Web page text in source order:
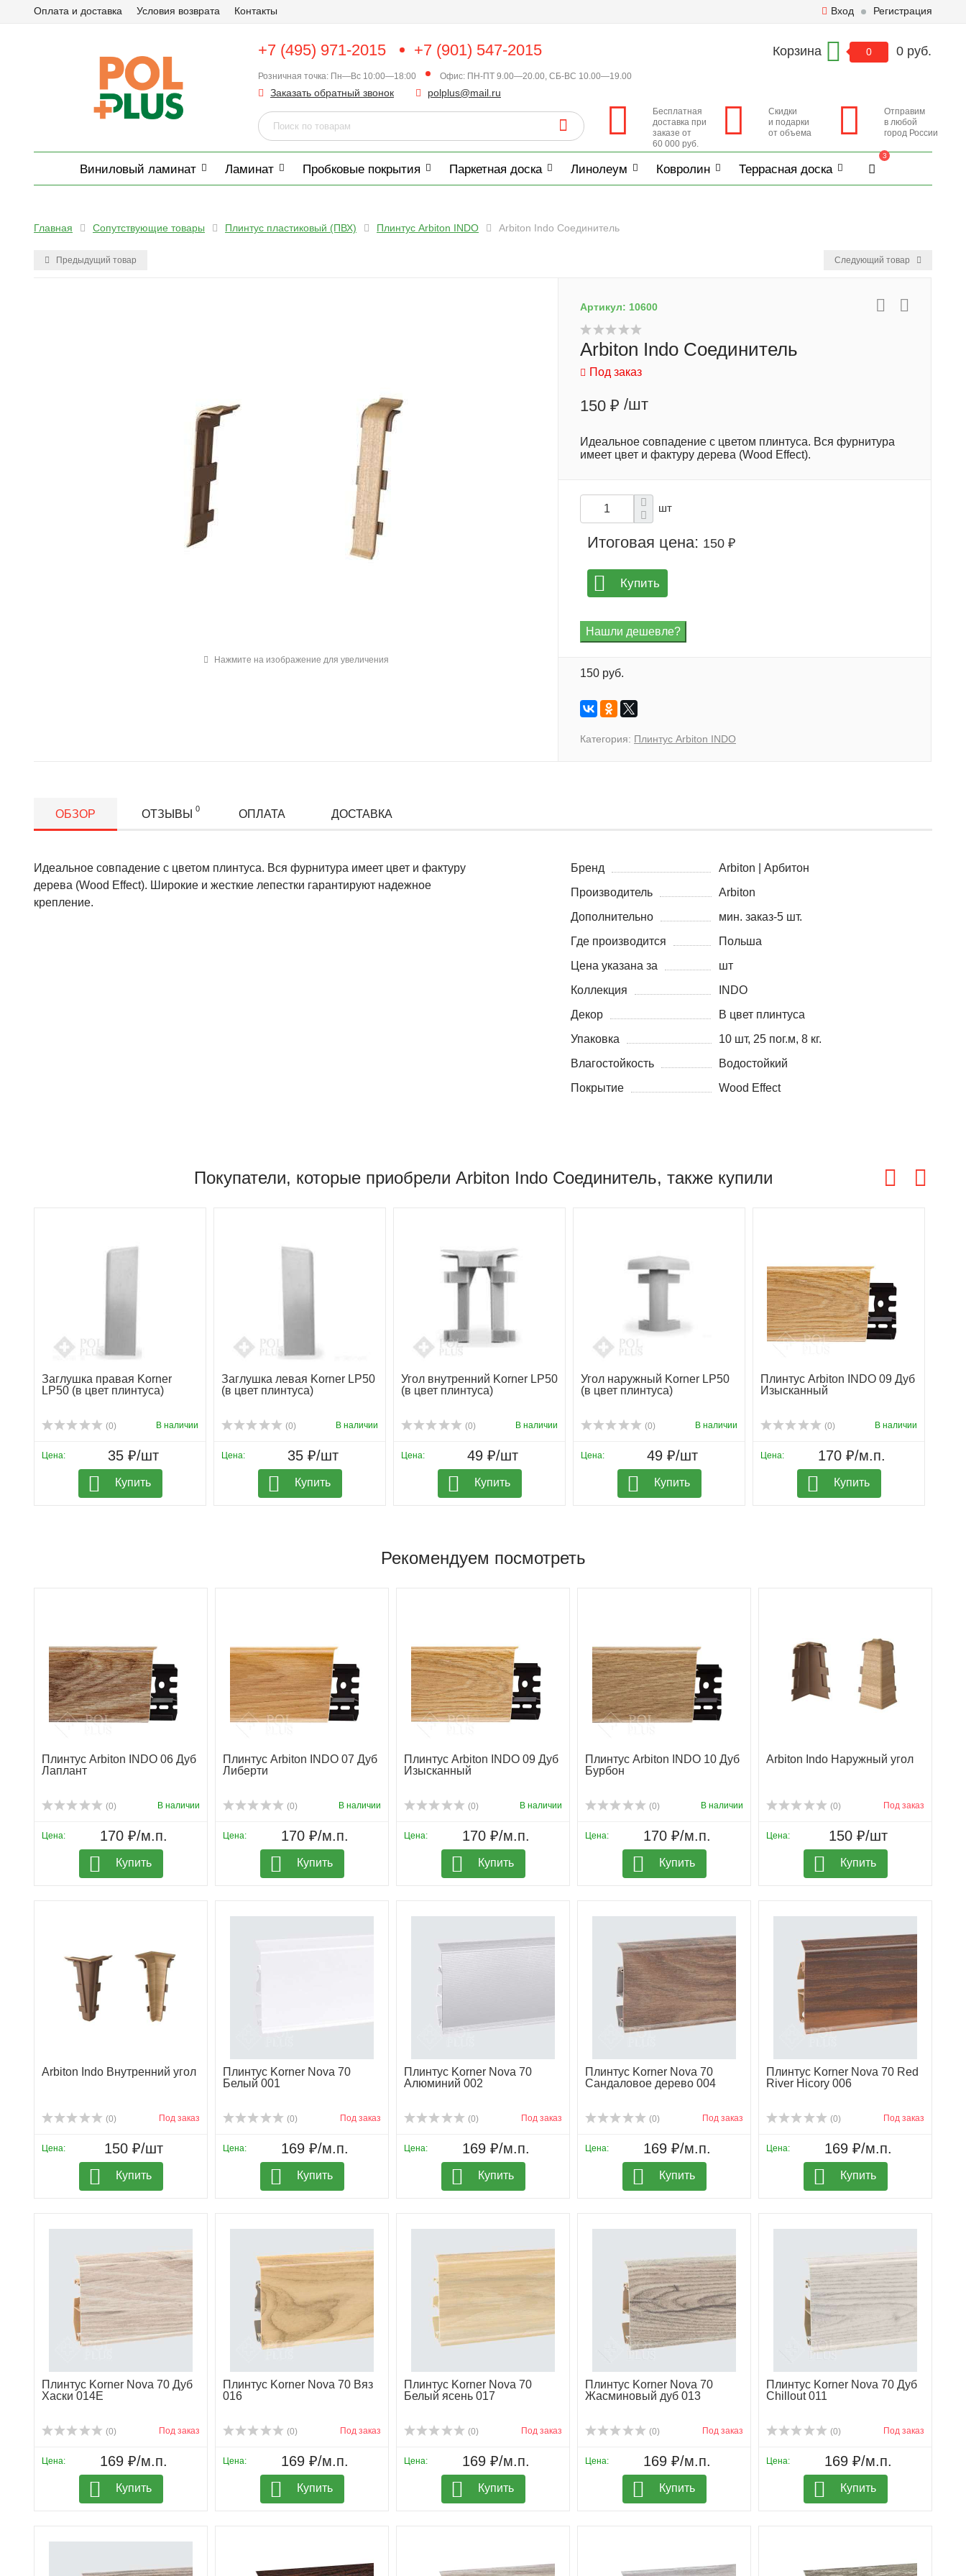
Оплата и доставка Условия возврата Контакты Вход Регистрация
+7 (495) 971-2015 +7 (901) 547-2015
Розничная точка: Пн—Вс 10:00—18:00 Офис: ПН-ПТ 9.00—20.00, СБ-ВС 10.00—19.00
Заказать обратный звонок polplus@mail.ru
Корзина 0 0 руб.
Бесплатная
доставка при
заказе от
60 000 руб.
Скидки
и подарки
от объема
Отправим
в любой
город России
Виниловый ламинат Ламинат Пробковые покрытия Паркетная доска Линолеум Ковролин Террасная доска
3
Главная Сопутствующие товары Плинтус пластиковый (ПВХ) Плинтус Arbiton INDO Arbiton Indo Соединитель
Предыдущий товар Следующий товар
Нажмите на изображение для увеличения
Артикул: 10600
Arbiton Indo Соединитель
Под заказ
150 ₽ /шт
​Идеальное совпадение с цветом плинтуса. Вся фурнитура
имеет цвет и фактуру дерева (Wood Effect).
шт
Итоговая цена: 150 ₽
Купить
150 руб.
Категория: Плинтус Arbiton INDO
ОБЗОР ОТЗЫВЫ 0 ОПЛАТА ДОСТАВКА
Идеальное совпадение с цветом плинтуса. Вся фурнитура имеет цвет и фактуру
дерева (Wood Effect). Широкие и жесткие лепестки гарантируют надежное
крепление.
Бренд
Arbiton | Арбитон
Производитель
Arbiton
Дополнительно
мин. заказ-5 шт.
Где производится
Польша
Цена указана за
шт
Коллекция
INDO
Декор
В цвет плинтуса
Упаковка
10 шт, 25 пог.м, 8 кг.
Влагостойкость
Водостойкий
Покрытие
Wood Effect
Покупатели, которые приобрели Arbiton Indo Соединитель, также купили
Заглушка правая Korner
LP50 (в цвет плинтуса)
(0) В наличии
Цена: 35 ₽/шт
Купить
Заглушка левая Korner LP50
(в цвет плинтуса)
(0) В наличии
Цена: 35 ₽/шт
Купить
Угол внутренний Korner LP50
(в цвет плинтуса)
(0) В наличии
Цена: 49 ₽/шт
Купить
Угол наружный Korner LP50
(в цвет плинтуса)
(0) В наличии
Цена: 49 ₽/шт
Купить
Плинтус Arbiton INDO 09 Дуб
Изысканный
(0) В наличии
Цена: 170 ₽/м.п.
Купить
Рекомендуем посмотреть
Плинтус Arbiton INDO 06 Дуб
Лаплант
(0) В наличии
Цена: 170 ₽/м.п.
Купить
Плинтус Arbiton INDO 07 Дуб
Либерти
(0) В наличии
Цена: 170 ₽/м.п.
Купить
Плинтус Arbiton INDO 09 Дуб
Изысканный
(0) В наличии
Цена: 170 ₽/м.п.
Купить
Плинтус Arbiton INDO 10 Дуб
Бурбон
(0) В наличии
Цена: 170 ₽/м.п.
Купить
Arbiton Indo Наружный угол
(0) Под заказ
Цена: 150 ₽/шт
Купить
Arbiton Indo Внутренний угол
(0) Под заказ
Цена: 150 ₽/шт
Купить
Плинтус Korner Nova 70
Белый 001
(0) Под заказ
Цена: 169 ₽/м.п.
Купить
Плинтус Korner Nova 70
Алюминий 002
(0) Под заказ
Цена: 169 ₽/м.п.
Купить
Плинтус Korner Nova 70
Сандаловое дерево 004
(0) Под заказ
Цена: 169 ₽/м.п.
Купить
Плинтус Korner Nova 70 Red
River Hicory 006
(0) Под заказ
Цена: 169 ₽/м.п.
Купить
Плинтус Korner Nova 70 Дуб
Хаски 014Е
(0) Под заказ
Цена: 169 ₽/м.п.
Купить
Плинтус Korner Nova 70 Вяз
016
(0) Под заказ
Цена: 169 ₽/м.п.
Купить
Плинтус Korner Nova 70
Белый ясень 017
(0) Под заказ
Цена: 169 ₽/м.п.
Купить
Плинтус Korner Nova 70
Жасминовый дуб 013
(0) Под заказ
Цена: 169 ₽/м.п.
Купить
Плинтус Korner Nova 70 Дуб
Chillout 011
(0) Под заказ
Цена: 169 ₽/м.п.
Купить